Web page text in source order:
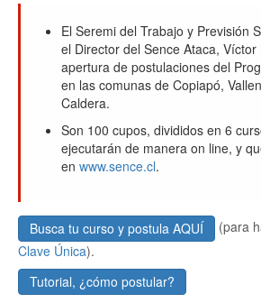
El Seremi del Trabajo y Previsión
el Director del Sence Ataca,
apertura de postulaciones del
en las comunas de Copiapó,
Caldera.
Son 100 cupos, divididos en 6
ejecutarán de manera on line, y
en www.sence.cl.
Busca tu curso y postula AQUÍ
(para
Clave Única).
Tutorial, ¿cómo postular?